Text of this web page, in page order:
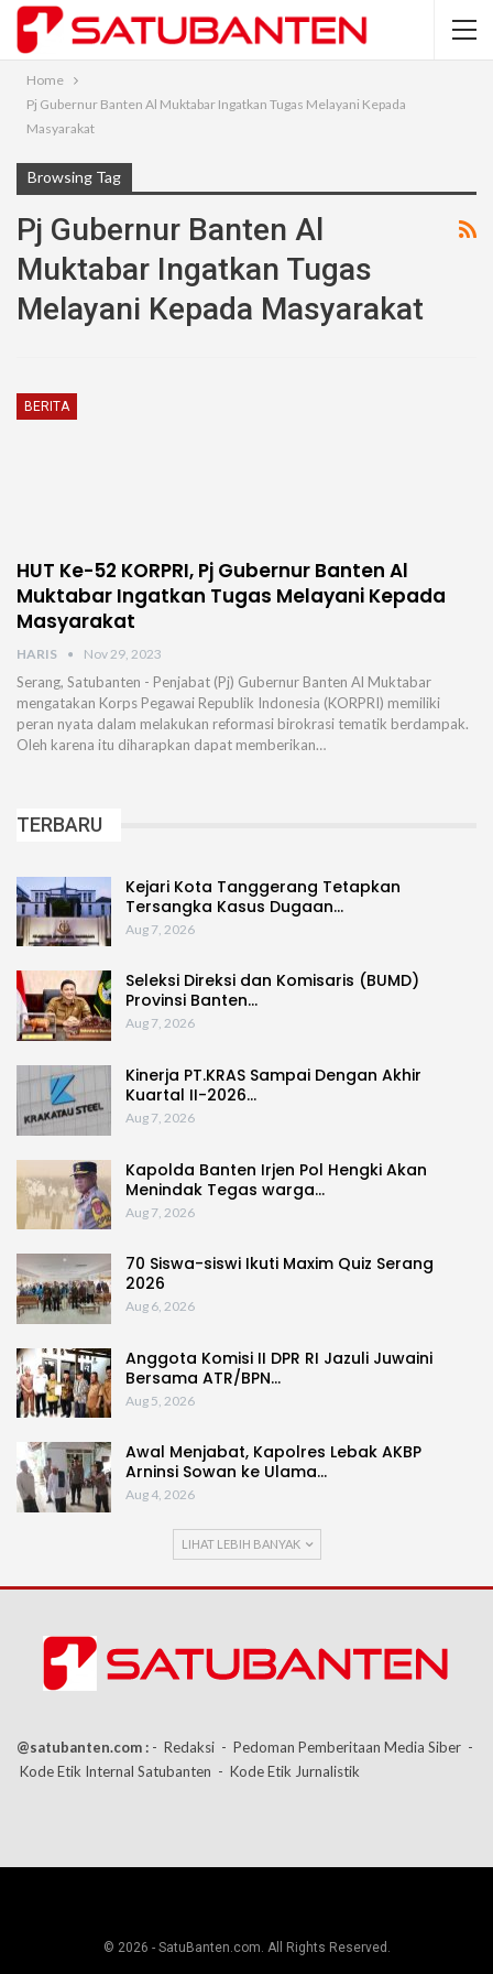
Home
Pj Gubernur Banten Al Muktabar Ingatkan Tugas Melayani Kepada
Masyarakat
Browsing Tag
Pj Gubernur Banten Al
Muktabar Ingatkan Tugas
Melayani Kepada Masyarakat
BERITA
HUT Ke-52 KORPRI, Pj Gubernur Banten Al
Muktabar Ingatkan Tugas Melayani Kepada
Masyarakat
HARIS Nov 29, 2023
Serang, Satubanten - Penjabat (Pj) Gubernur Banten Al Muktabar
mengatakan Korps Pegawai Republik Indonesia (KORPRI) memiliki
peran nyata dalam melakukan reformasi birokrasi tematik berdampak.
Oleh karena itu diharapkan dapat memberikan…
TERBARU
Kejari Kota Tanggerang Tetapkan
Tersangka Kasus Dugaan…
Aug 7, 2026
Seleksi Direksi dan Komisaris (BUMD)
Provinsi Banten…
Aug 7, 2026
Kinerja PT.KRAS Sampai Dengan Akhir
Kuartal II-2026…
Aug 7, 2026
Kapolda Banten Irjen Pol Hengki Akan
Menindak Tegas warga…
Aug 7, 2026
70 Siswa-siswi Ikuti Maxim Quiz Serang
2026
Aug 6, 2026
Anggota Komisi II DPR RI Jazuli Juwaini
Bersama ATR/BPN…
Aug 5, 2026
Awal Menjabat, Kapolres Lebak AKBP
Arninsi Sowan ke Ulama…
Aug 4, 2026
LIHAT LEBIH BANYAK
@satubanten.com : - Redaksi - Pedoman Pemberitaan Media Siber -
Kode Etik Internal Satubanten - Kode Etik Jurnalistik
© 2026 - SatuBanten.com. All Rights Reserved.